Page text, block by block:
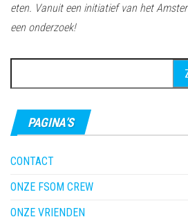
eten. Vanuit een initiatief van het
een onderzoek!
naar:
PAGINA’S
CONTACT
ONZE FSOM CREW
ONZE VRIENDEN